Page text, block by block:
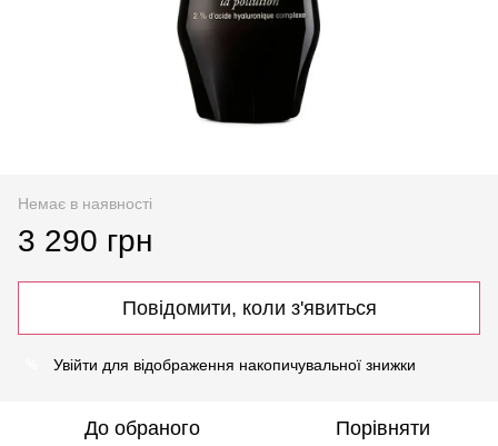
Немає в наявності
3 290 грн
Повідомити, коли з'явиться
Увійти для відображення накопичувальної знижки
До обраного Порівняти